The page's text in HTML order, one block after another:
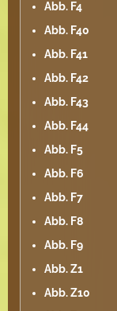
Abb. F4
Abb. F40
Abb. F41
Abb. F42
Abb. F43
Abb. F44
Abb. F5
Abb. F6
Abb. F7
Abb. F8
Abb. F9
Abb. Z1
Abb. Z10